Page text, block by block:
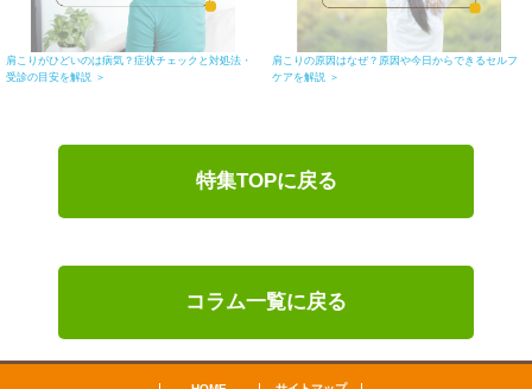
肩こりがひどいのは病気？症状チェックと対処法・
受診の目安を解説 ＞
肩こりの原因はなぜ？原因や今日からできるセルフ
ケアを解説 ＞
特集TOPに戻る
コラム一覧に戻る